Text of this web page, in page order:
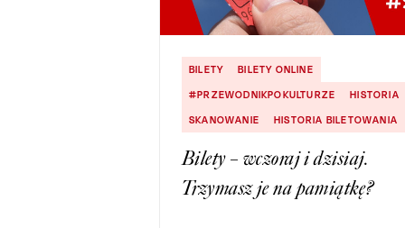
BILETY
BILETY ONLINE
#PRZEWODNIKPOKULTURZE
HISTORIA
SKANOWANIE
HISTORIA BILETOWANIA
Bilety – wczoraj i dzisiaj.
Trzymasz je na pamiątkę?